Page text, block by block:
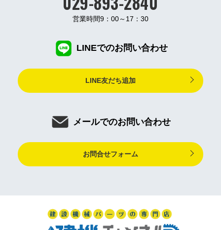
営業時間9：00～17：30
LINEでのお問い合わせ
LINE友だち追加
メールでのお問い合わせ
お問合せフォーム